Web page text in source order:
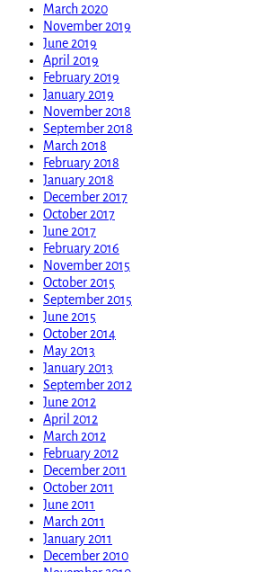
March 2020
November 2019
June 2019
April 2019
February 2019
January 2019
November 2018
September 2018
March 2018
February 2018
January 2018
December 2017
October 2017
June 2017
February 2016
November 2015
October 2015
September 2015
June 2015
October 2014
May 2013
January 2013
September 2012
June 2012
April 2012
March 2012
February 2012
December 2011
October 2011
June 2011
March 2011
January 2011
December 2010